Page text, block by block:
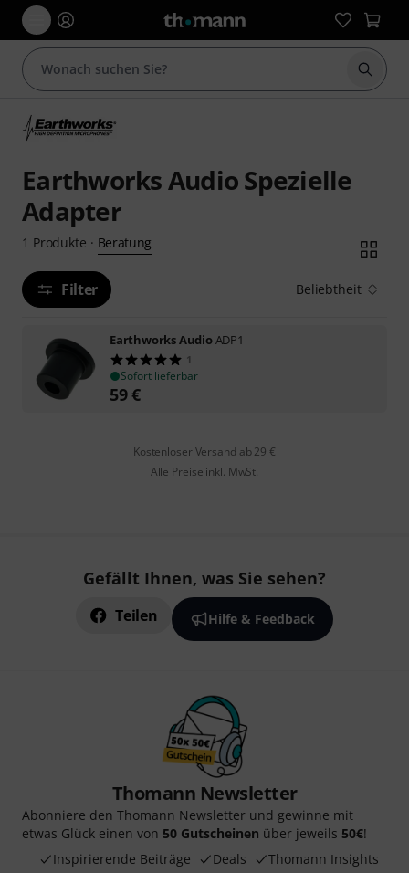
Suche
Earthworks Audio Spezielle
Adapter
1 Produkte · Beratung
Filter Beliebtheit
Earthworks AudioADP1
1
Sofort lieferbar
59€
Kostenloser Versand ab 29 €
Alle Preise inkl. MwSt.
Gefällt Ihnen, was Sie sehen?
Teilen Hilfe & Feedback
Thomann Newsletter
Abonniere den Thomann Newsletter und gewinne mit
etwas Glück einen von 50 Gutscheinen über jeweils 50€!
Inspirierende Beiträge
Deals Thomann Insights